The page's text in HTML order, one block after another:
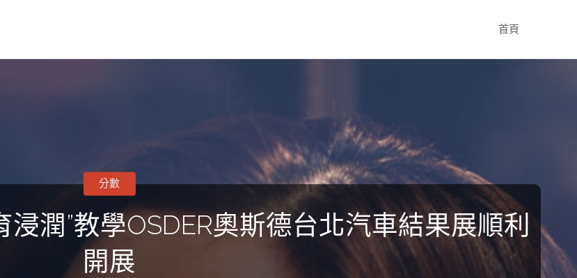
首頁
潤”教學OSDER奧斯德台北汽車結果展順利
開展
分數